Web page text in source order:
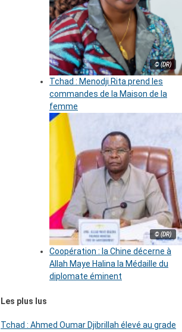
© (DR)
Tchad : Menodji Rita prend les
commandes de la Maison de la
femme
© (DR)
Coopération : la Chine décerne à
Allah Maye Halina la Médaille du
diplomate éminent
Les plus lus
Tchad : Ahmed Oumar Djibrillah élevé au grade